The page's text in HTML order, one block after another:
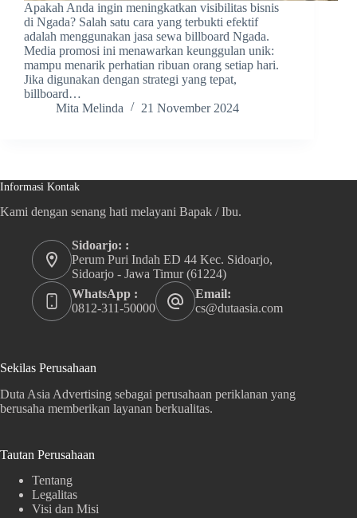
Apakah Anda ingin meningkatkan visibilitas bisnis
di Ngada? Salah satu cara yang terbukti efektif
adalah menggunakan jasa sewa billboard Ngada.
Media promosi ini menawarkan keunggulan unik:
mampu menarik perhatian ribuan orang setiap hari.
Jika digunakan dengan strategi yang tepat,
billboard…
Mita Melinda
21 November 2024
Informasi Kontak
Kami dengan senang hati melayani Bapak / Ibu.
Sidoarjo: :
Perum Puri Indah ED 44 Kec. Sidoarjo,
Sidoarjo - Jawa Timur (61224)
WhatsApp :
0812-311-50000
Email:
cs@dutaasia.com
Sekilas Perusahaan
Duta Asia Advertising sebagai perusahaan periklanan yang
berusaha memberikan layanan berkualitas.
Tautan Perusahaan
Tentang
Legalitas
Visi dan Misi